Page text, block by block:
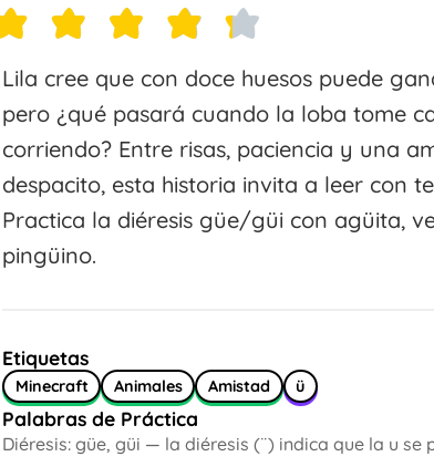
Lila cree que con doce huesos puede
pero ¿qué pasará cuando la loba tome
corriendo? Entre risas, paciencia y una
despacito, esta historia invita a leer con
Practica la diéresis güe/güi con agüita,
pingüino.
Etiquetas
Minecraft Animales Amistad ü
Palabras de Práctica
Diéresis: güe, güi — la diéresis (¨) indica que la u se